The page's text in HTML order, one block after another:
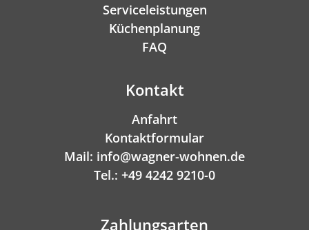
Serviceleistungen
Küchenplanung
FAQ
Kontakt
Anfahrt
Kontaktformular
Mail: info@wagner-wohnen.de
Tel.: +49 4242 9210-0
Zahlungsarten